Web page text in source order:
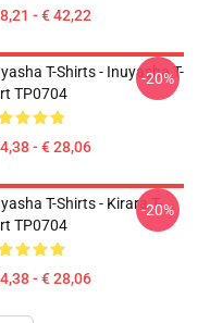
- € 42,22
T-Shirts - Inuyasha T-
TP0704
- € 28,06
-20%
T-Shirts - Kirara T-
TP0704
- € 28,06
-20%